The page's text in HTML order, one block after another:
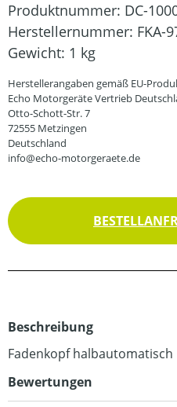
Produktnummer: DC-
Herstellernummer: FKA-
Gewicht: 1 kg
Herstellerangaben gemäß EU-
Echo Motorgeräte Vertrieb
Otto-Schott-Str. 7
72555 Metzingen
Deutschland
info@echo-motorgeraete.de
Beschreibung
Fadenkopf halbautomatisch
Bewertungen